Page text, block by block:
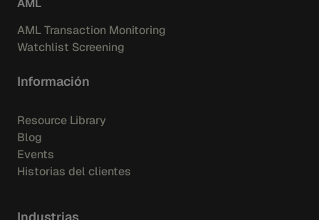
AML
AML Transaction Monitoring
Watchlist Screening
Información
Resource Library
Blog
Events
Historias del clientes